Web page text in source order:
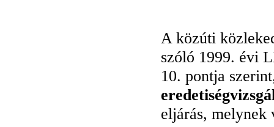
A közúti
szóló 1999. évi
10. pontja
eljárás, melynek